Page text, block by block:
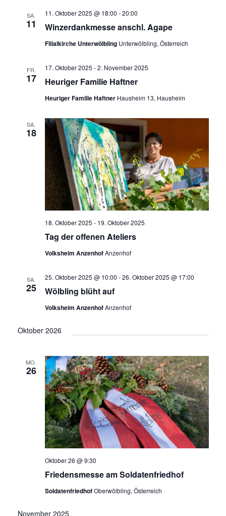
SA.
11 Winzerdankmesse anschl. Agape
11. Oktober 2025 @ 18:00 -20:00
Filialkirche Unterwölbling Unterwölbling, Österreich
FR.
17 Heuriger Familie Haftner
17. Oktober 2025 -2. November 2025
Heuriger Familie Haftner Hausheim 13, Hausheim
SA.
18
Tag der offenen Ateliers
18. Oktober 2025 - 19. Oktober 2025
Volksheim AnzenhofAnzenhof
SA.
25 Wölbling blüht auf
25. Oktober 2025 @ 10:00 -26. Oktober 2025 @ 17:00
Volksheim AnzenhofAnzenhof
Oktober 2026
MO.
26
Friedensmesse am Soldatenfriedhof
Oktober 26 @ 9:30
SoldatenfriedhofOberwölbling, Österreich
November 2025